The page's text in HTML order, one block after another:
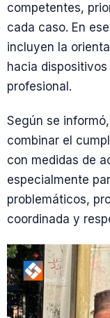
competentes,
cada caso. En
incluyen la
hacia
profesional.
Según se
combinar el
con medidas de
especialmente
problemáticos,
coordinada y